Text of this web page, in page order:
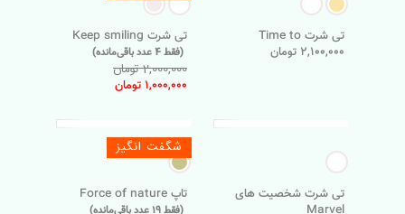
تی شرت Time to
2,100,000 تومان
تی شرت Keep smiling
(فقط 4 عدد باقی‌مانده)
2,000,000 تومان
1,000,000 تومان
تی شرت شخصیت های
Marvel
شگفت انگیز
تاپ Force of nature
(فقط 19 عدد باقی‌مانده)